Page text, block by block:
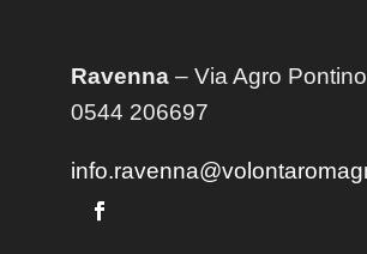
Ravenna– Via Agro
0544 206697